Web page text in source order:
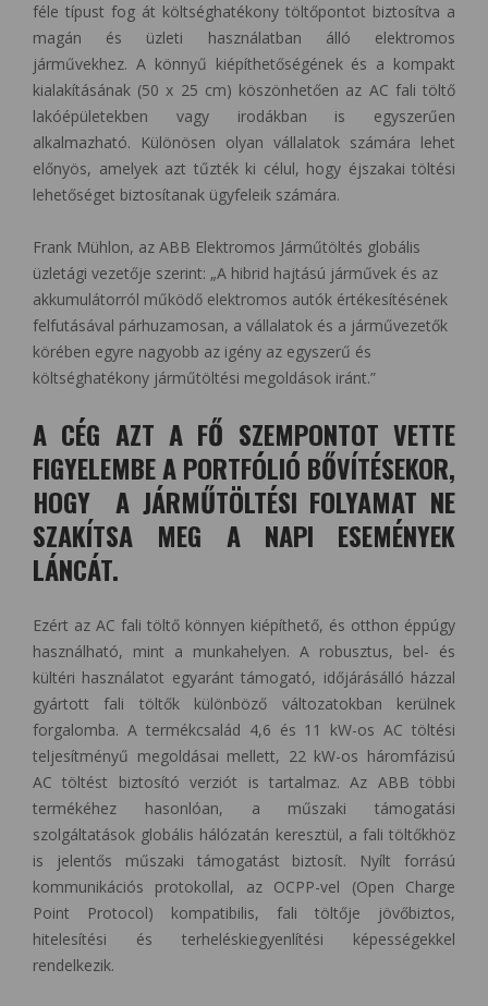
féle típust fog át költséghatékony töltőpontot biztosítva a
magán és üzleti használatban álló elektromos
járművekhez. A könnyű kiépíthetőségének és a kompakt
kialakításának (50 x 25 cm) köszönhetően az AC fali töltő
lakóépületekben vagy irodákban is egyszerűen
alkalmazható. Különösen olyan vállalatok számára lehet
előnyös, amelyek azt tűzték ki célul, hogy éjszakai töltési
lehetőséget biztosítanak ügyfeleik számára.
Frank Mühlon, az ABB Elektromos Járműtöltés globális
üzletági vezetője szerint: „A hibrid hajtású járművek és az
akkumulátorról működő elektromos autók értékesítésének
felfutásával párhuzamosan, a vállalatok és a járművezetők
körében egyre nagyobb az igény az egyszerű és
költséghatékony járműtöltési megoldások iránt.”
A CÉG AZT A FŐ SZEMPONTOT VETTE
FIGYELEMBE A PORTFÓLIÓ BŐVÍTÉSEKOR,
HOGY A JÁRMŰTÖLTÉSI FOLYAMAT NE
SZAKÍTSA MEG A NAPI ESEMÉNYEK
LÁNCÁT.
Ezért az AC fali töltő könnyen kiépíthető, és otthon éppúgy
használható, mint a munkahelyen. A robusztus, bel- és
kültéri használatot egyaránt támogató, időjárásálló házzal
gyártott fali töltők különböző változatokban kerülnek
forgalomba. A termékcsalád 4,6 és 11 kW-os AC töltési
teljesítményű megoldásai mellett, 22 kW-os háromfázisú
AC töltést biztosító verziót is tartalmaz. Az ABB többi
termékéhez hasonlóan, a műszaki támogatási
szolgáltatások globális hálózatán keresztül, a fali töltőkhöz
is jelentős műszaki támogatást biztosít. Nyílt forrású
kommunikációs protokollal, az OCPP-vel (Open Charge
Point Protocol) kompatibilis, fali töltője jövőbiztos,
hitelesítési és terheléskiegyenlítési képességekkel
rendelkezik.